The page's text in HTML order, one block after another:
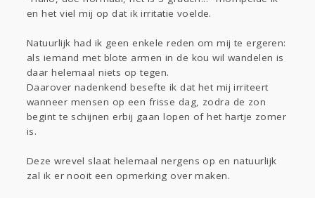
en het viel mij op dat ik irritatie voelde.
Natuurlijk had ik geen enkele reden om mij te ergeren:
als iemand met blote armen in de kou wil wandelen is
daar helemaal niets op tegen.
Daarover nadenkend besefte ik dat het mij irriteert
wanneer mensen op een frisse dag, zodra de zon
begint te schijnen erbij gaan lopen of het hartje zomer
is.
Deze wrevel slaat helemaal nergens op en natuurlijk
zal ik er nooit een opmerking over maken.